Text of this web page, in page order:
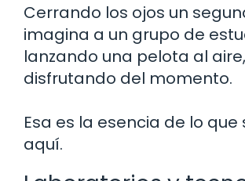
Cerrando los ojos un
imagina a un grupo de
lanzando una pelota al
disfrutando del momento.
Esa es la esencia de lo que
aquí.